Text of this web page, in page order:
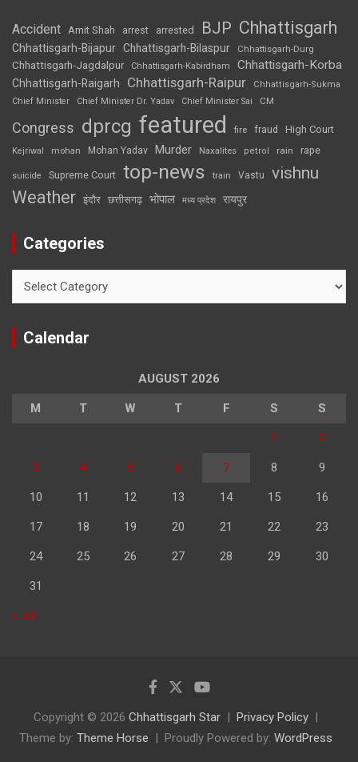
Accident Amit Shah arrest arrested BJP Chhattisgarh
Chhattisgarh-Bijapur Chhattisgarh-Bilaspur Chhattisgarh-Durg
Chhattisgarh-Jagdalpur Chhattisgarh-Kabirdham Chhattisgarh-Korba
Chhattisgarh-Raigarh Chhattisgarh-Raipur
Chhattisgarh-Sukma
Chief Minister
Chief Minister Dr. Yadav Chief Minister Sai CM
Congress dprcg featured fire fraud High Court
Kejriwal mohan Mohan Yadav Murder Naxalites petrol rain rape
suicide Supreme Court top-news train Vastu vishnu
Weather इंदौर छत्तीसगढ़ भोपाल मध्य प्रदेश रायपुर
Categories
Calendar
AUGUST 2026
M T W T F S S
1 2
3 4 5 6 7 8 9
10 11 12 13 14 15 16
17 18 19 20 21 22 23
24 25 26 27 28 29 30
31
« Jul
Copyright © 2026 Chhattisgarh Star
Privacy Policy
Theme by: Theme Horse Proudly Powered by: WordPress